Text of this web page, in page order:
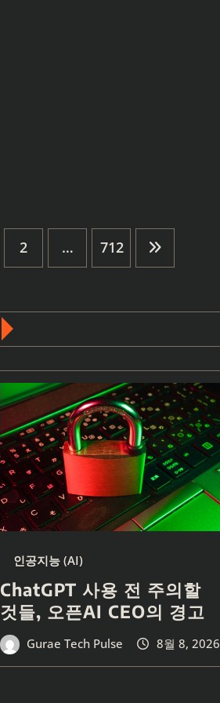
2 … 712
인공지능 (AI)
ChatGPT 사용 전 주의할
것들, 오픈AI CEO의 경고
Gurae Tech Pulse 8월 8, 2026